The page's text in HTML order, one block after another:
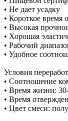
• Не дает усадку
• Короткое время
• Высокая
• Хорошая
• Рабочий
• Удобное
Условия
• Соотношение
• Время жизни:
• Время
• Цвет смеси: